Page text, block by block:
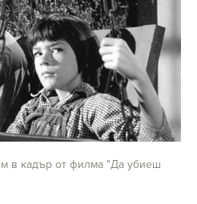
в кадър от филма "Да убиеш